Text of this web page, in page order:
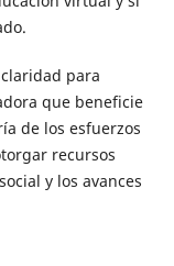
para
que beneficie
de los esfuerzos
recursos
y los avances